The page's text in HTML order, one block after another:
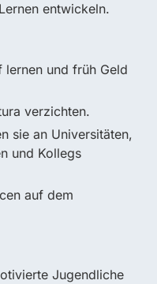
entwickeln.
lernen und früh Geld
verzichten.
sie an Universitäten,
und Kollegs
auf dem
Jugendliche